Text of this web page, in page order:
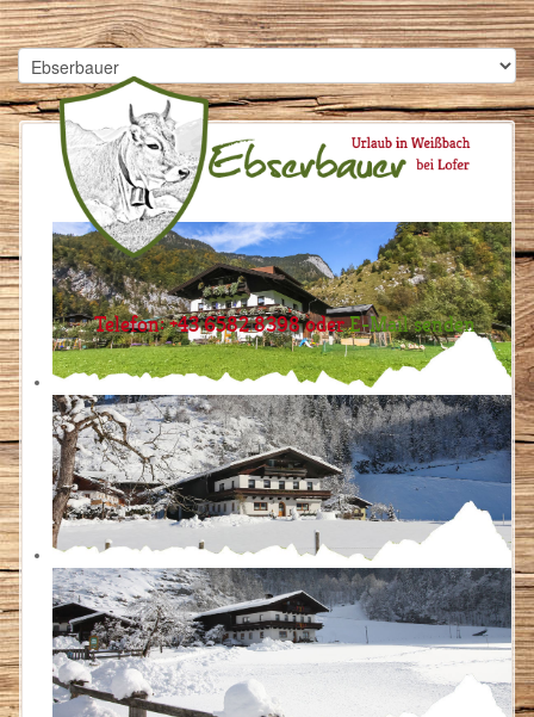
Telefon: +43 6582 8398 oderE-Mail senden